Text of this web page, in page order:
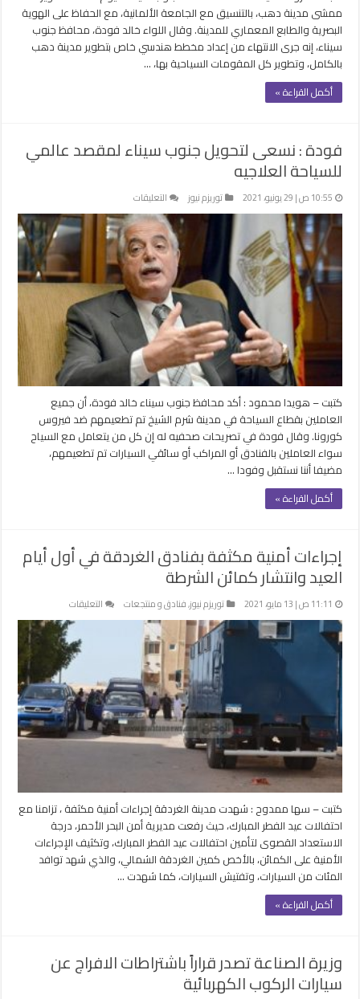
ممشى مدينة دهب، بالتنسيق مع الجامعة الألمانية، مع الحفاظ على الهوية
البصرية والطابع المعماري للمدينة. وقال اللواء خالد فودة، محافظ جنوب
سيناء، إنه جرى الانتهاء من إعداد مخطط هندسي خاص بتطوير مدينة دهب
بالكامل، وتطوير كل المقومات السياحية بها، …
أكمل القراءة »
فودة : نسعى لتحويل جنوب سيناء لمقصد عالمي
للسياحة العلاجيه
10:55 ص | 29 يونيو، 2021 توريزم نيوز التعليقات
فودة
:
نسعى
لتحويل
جنوب
سيناء
لمقصد
عالمي
للسياحة
العلاجيه
مغلقة
كتبت – هويدا محمود : أكد محافظ جنوب سيناء خالد فودة، أن جميع
العاملين بقطاع السياحة في مدينة شرم الشيخ تم تطعيمهم ضد فيروس
كورونا. وقال فودة في تصريحات صحفيه له إن كل من يتعامل مع السياح
سواء العاملين بالفنادق أو المراكب أو سائقي السيارات تم تطعيمهم،
مضيفا أننا نستقبل وفودا …
أكمل القراءة »
إجراءات أمنية مكثفة بفنادق الغردقة في أول أيام
العيد وانتشار كمائن الشرطة
11:11 ص | 13 مايو، 2021 توريزم نيوز,فنادق و منتجعات التعليقات
إجراءات
أمنية
مكثفة
بفنادق
الغردقة
في
أول
أيام
الشرطة
مغلقة
كتبت – سها ممدوح : شهدت مدينة الغردقة إجراءات أمنية مكثفة ، تزامنا مع
احتفالات عيد الفطر المبارك، حيث رفعت مديرية أمن البحر الأحمر، درجة
الاستعداد القصوى لتأمين احتفالات عيد الفطر المبارك، وتكثيف الإجراءات
الأمنية على الكمائن، بالأخص كمين الغردقة الشمالي، والذي شهد توافد
المئات من السيارات، وتفتيش السيارات، كما شهدت …
أكمل القراءة »
وزيرة الصناعة تصدر قراراً باشتراطات الافراج عن
سيارات الركوب الكهربائية